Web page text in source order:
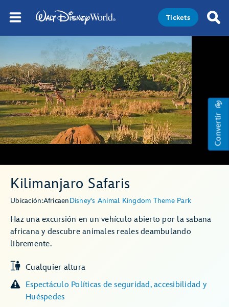
Tickets
Convertir
Kilimanjaro Safaris
Ubicación:AfricaenDisney's Animal Kingdom Theme Park
Haz una excursión en un vehículo abierto por la sabana
africana y descubre animales reales deambulando
libremente.
Cualquier altura
Espectáculo Políticas de seguridad, accesibilidad y
Huéspedes